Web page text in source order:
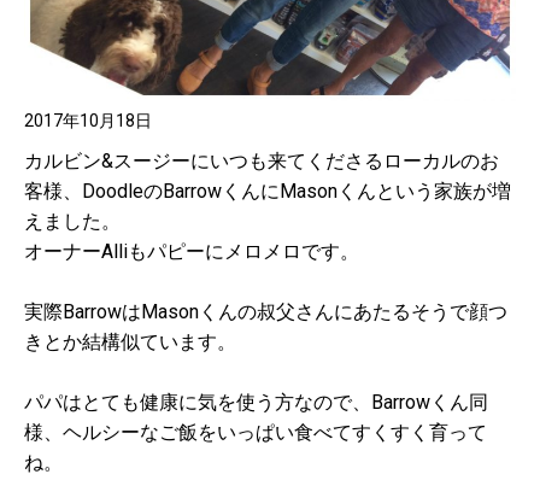
2017年10月18日
カルビン&スージーにいつも来てくださるローカルのお
客様、DoodleのBarrowくんにMasonくんという家族が増
えました。
オーナーAlliもパピーにメロメロです。
実際BarrowはMasonくんの叔父さんにあたるそうで顔つ
きとか結構似ています。
パパはとても健康に気を使う方なので、Barrowくん同
様、ヘルシーなご飯をいっぱい食べてすくすく育って
ね。